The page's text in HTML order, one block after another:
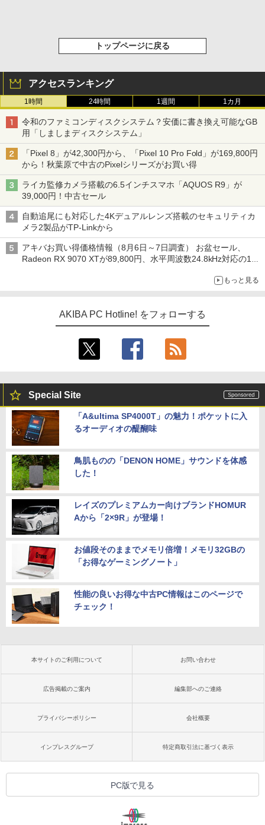
トップページに戻る
アクセスランキング
1時間 24時間 1週間 1カ月
令和のファミコンディスクシステム？安価に書き換え可能なGB
用「しましまディスクシステム」
「Pixel 8」が42,300円から、「Pixel 10 Pro Fold」が169,800円
から！秋葉原で中古のPixelシリーズがお買い得
ライカ監修カメラ搭載の6.5インチスマホ「AQUOS R9」が
39,000円！中古セール
自動追尾にも対応した4Kデュアルレンズ搭載のセキュリティカ
メラ2製品がTP-Linkから
アキバお買い得価格情報（8月6日～7日調査） お盆セール、
Radeon RX 9070 XTが89,800円、水平周波数24.8kHz対応の17
もっと見る
AKIBA PC Hotline! をフォローする
Special Site
「A&ultima SP4000T」の魅力！ポケットに入
るオーディオの醍醐味
鳥肌ものの「DENON HOME」サウンドを体感
した！
レイズのプレミアムカー向けブランドHOMUR
Aから「2×9R」が登場！
お値段そのままでメモリ倍増！メモリ32GBの
「お得なゲーミングノート」
性能の良いお得な中古PC情報はこのページで
チェック！
本サイトのご利用について お問い合わせ
広告掲載のご案内 編集部へのご連絡
プライバシーポリシー 会社概要
インプレスグループ 特定商取引法に基づく表示
PC版で見る